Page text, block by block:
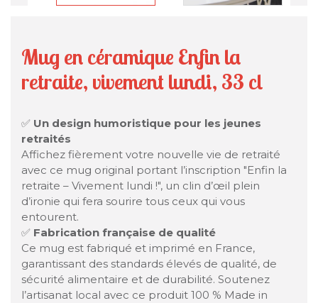
Mug en céramique Enfin la
retraite, vivement lundi, 33 cl
✅ Un design humoristique pour les jeunes
retraités
Affichez fièrement votre nouvelle vie de retraité
avec ce mug original portant l’inscription "Enfin la
retraite – Vivement lundi !", un clin d’œil plein
d’ironie qui fera sourire tous ceux qui vous
entourent.
✅ Fabrication française de qualité
Ce mug est fabriqué et imprimé en France,
garantissant des standards élevés de qualité, de
sécurité alimentaire et de durabilité. Soutenez
l’artisanat local avec ce produit 100 % Made in